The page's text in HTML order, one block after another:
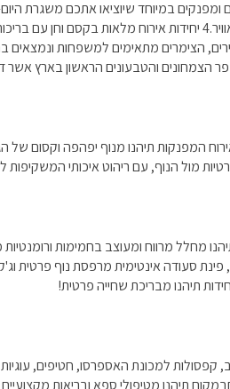
והטבעונים הראשון בארץ אשר
מול הנוף, עם ריהוט איכותי המשקיפות
תיהנו מבריכת שחייה פרטית!